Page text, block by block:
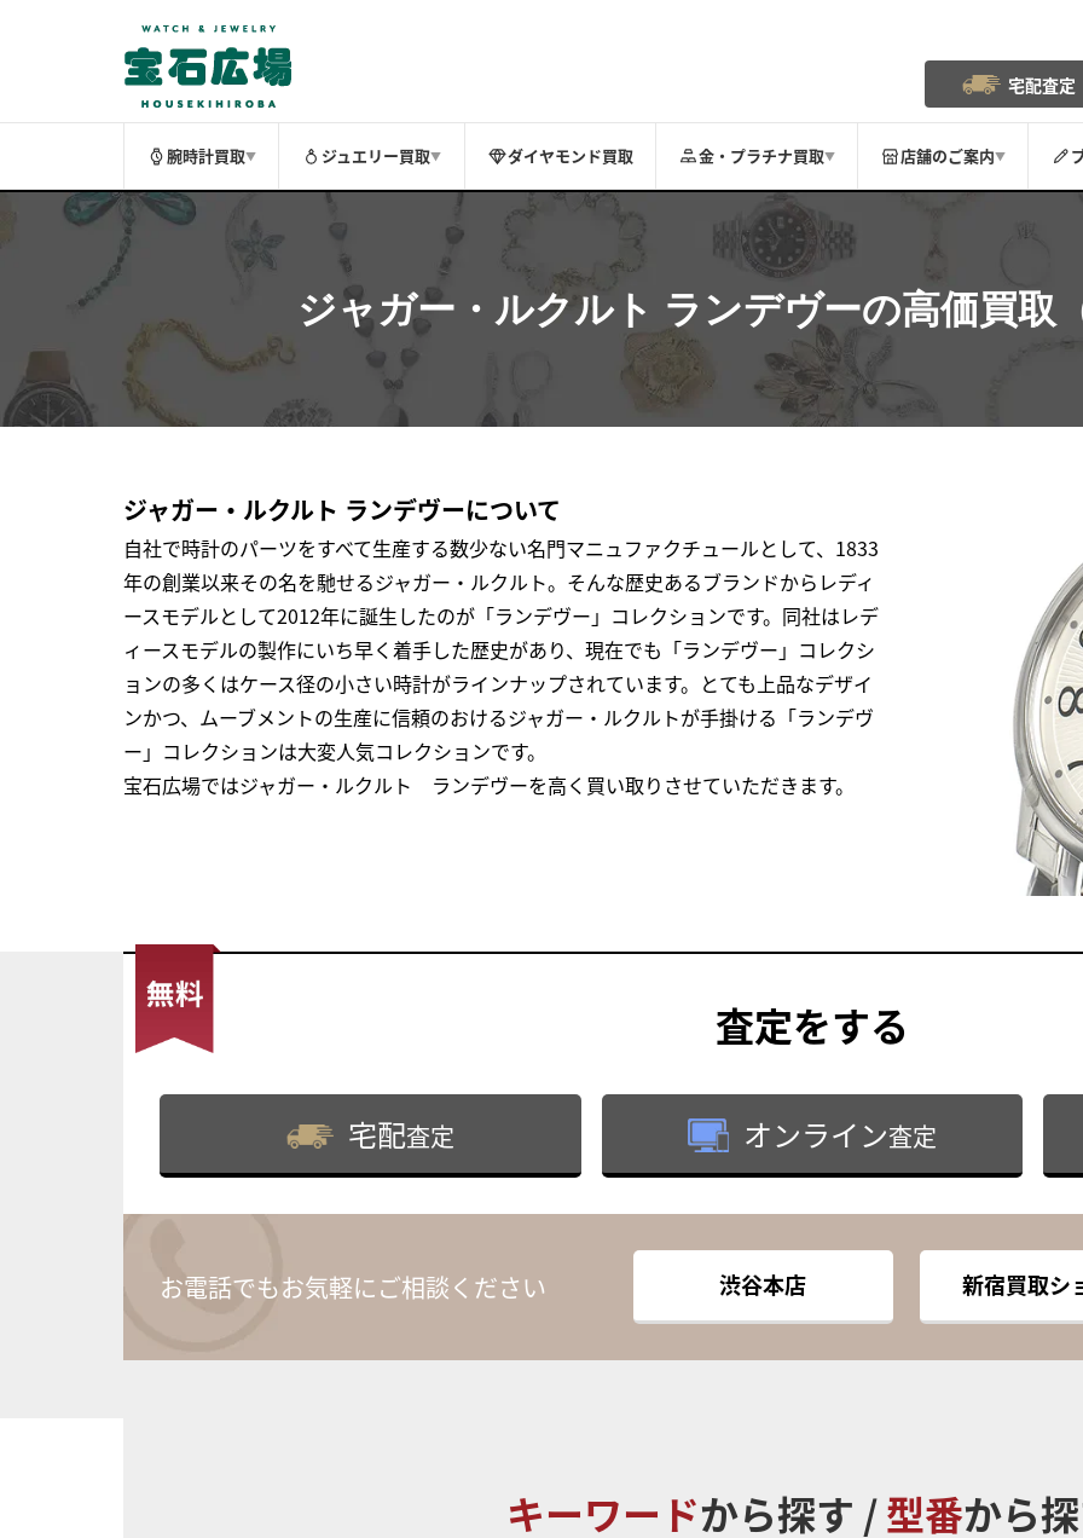
宅配査定
腕時計買取▼ ジュエリー買取▼ ダイヤモンド買取 金・プラチナ買取▼ 店舗のご案内▼
ジャガー・ルクルト ランデヴーの高価買取
ジャガー・ルクルト ランデヴーについて
自社で時計のパーツをすべて生産する数少ない名門マニュファクチュールとして、1833
年の創業以来その名を馳せるジャガー・ルクルト。そんな歴史あるブランドからレディ
ースモデルとして2012年に誕生したのが「ランデヴー」コレクションです。同社はレデ
ィースモデルの製作にいち早く着手した歴史があり、現在でも「ランデヴー」コレクシ
ョンの多くはケース径の小さい時計がラインナップされています。とても上品なデザイ
ンかつ、ムーブメントの生産に信頼のおけるジャガー・ルクルトが手掛ける「ランデヴ
ー」コレクションは大変人気コレクションです。
宝石広場ではジャガー・ルクルト ランデヴーを高く買い取りさせていただきます。
査定をする
宅配査定 オンライン査定
お電話でもお気軽にご相談ください 渋谷本店 新宿買取シ
キーワードから探す /型番から